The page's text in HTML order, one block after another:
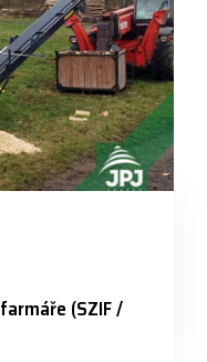
(SZIF /